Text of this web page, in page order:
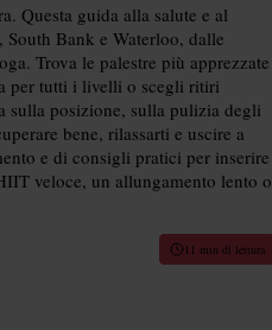
Questa guida alla salute e al
Bank e Waterloo, dalle
Trova le palestre più apprezzate
per tutti i livelli o scegli ritiri
sulla posizione, sulla pulizia degli
bene, rilassarti e uscire a
e di consigli pratici per inserire
veloce, un allungamento lento o
11 min di lettura